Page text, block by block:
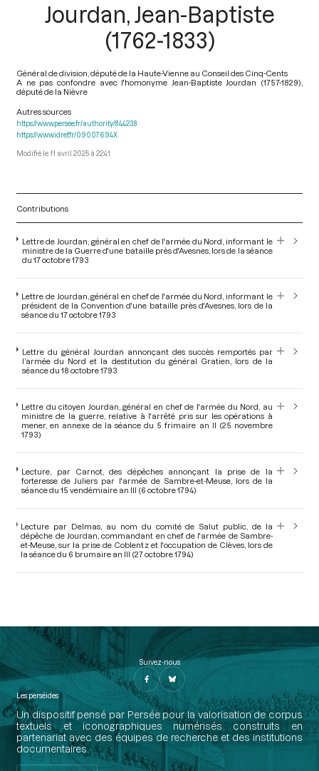
Jourdan, Jean-Baptiste
(1762-1833)
Général de division, député de la Haute-Vienne au Conseil des Cinq-Cents
A ne pas confondre avec l'homonyme Jean-Baptiste Jourdan (1757-1829),
député de la Nièvre
Autres sources
https://www.persee.fr/authority/844238
https://www.idref.fr/09007694X
11 avril 2025 à 22:41
Contributions
Lettre de Jourdan, général en chef de l'armée du Nord, informant le
ministre de la Guerre d'une bataille près d'Avesnes, lors de la séance
du 17 octobre 1793
Lettre de Jourdan, général en chef de l'armée du Nord, informant le
président de la Convention d'une bataille près d'Avesnes, lors de la
séance du 17 octobre 1793
Lettre du général Jourdan annonçant des succès remportés par
l’armée du Nord et la destitution du général Gratien, lors de la
séance du 18 octobre 1793
Lettre du citoyen Jourdan, général en chef de l'armée du Nord, au
ministre de la guerre, relative à l'arrêté pris sur les opérations à
mener, en annexe de la séance du 5 frimaire an II (25 novembre
1793)
Lecture, par Carnot, des dépêches annonçant la prise de la
forteresse de Juliers par l'armée de Sambre-et-Meuse, lors de la
séance du 15 vendémiaire an III (6 octobre 1794)
Lecture par Delmas, au nom du comité de Salut public, de la
dépêche de Jourdan, commandant en chef de l'armée de Sambre-
et-Meuse, sur la prise de Coblentz et l'occupation de Clèves, lors de
la séance du 6 brumaire an III (27 octobre 1794)
Suivez-nous
Les perséides
Un dispositif pensé par Persée pour la valorisation de corpus
textuels et iconographiques numérisés construits en
partenariat avec des équipes de recherche et des institutions
documentaires.